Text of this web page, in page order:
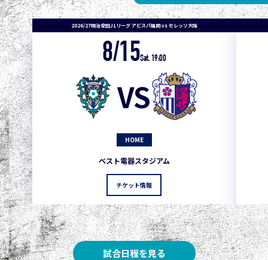
2026/27明治安田J1リーグ アビスパ福岡 vs セレッソ大阪
8/15Sat. 19:00
VS
HOME
ベスト電器スタジアム
チケット情報
試合日程を見る
1
2 0
3 3 1 0 0
3
5 3
5 3 1
5
8 清水 3 1 0 0 1
8 神戸 3 1 0 1